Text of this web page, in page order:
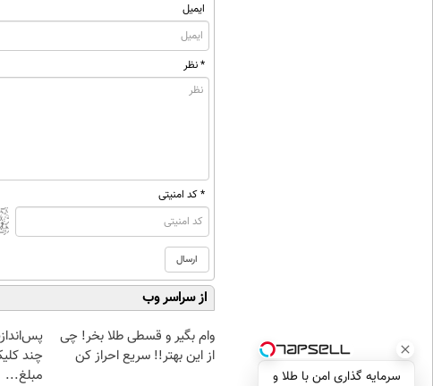
ایمیل
* نظر
* کد امنیتی
از سراسر وب
وام بگیر و قسطی طلا بخر! چی
از این بهتر!! سریع احراز کن
چند
مبلغ...
سرمایه گذاری امن با طلا و